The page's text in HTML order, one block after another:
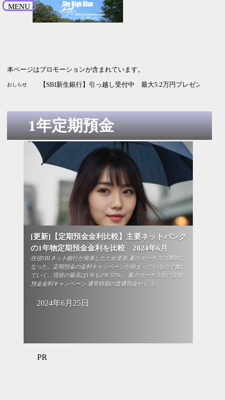
MENU
本ページはプロモーションが含まれています。
おしらせ 【SBI新生銀行】引っ越し受付中 最大5.2万円プレゼント 9
1年定期預金
[更新]【定期預金金利比較】主要ネットバンク
の1年物定期預金金利を比較 2024年6月
住信SBIネット銀行が発表したため更新 夏のボーナスの季節に
なった。定期預金の金利キャンペーンが始まっているので書い
ていく。現状の最高は1年もの0.55%。 夏のボーナス向け定期
預金金利キャンペーン 通常時期の普通預金や […]...
2024年6月25日
PR